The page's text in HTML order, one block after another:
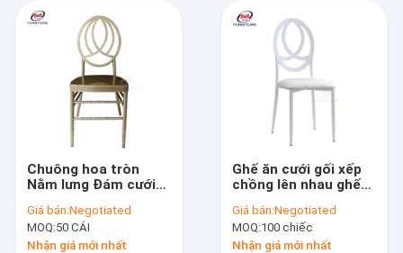
Chuông hoa tròn
Nằm lưng Đám cưới
Champagne vàng
nhôm kim loại ghế tre
Giá bán:Negotiated
MOQ:50 CÁI
Nhận giá mới nhất
Ghế ăn cưới gối xếp
chồng lên nhau ghế
với gối kim loại
Phoenix ghế tre
Giá bán:Negotiated
MOQ:100 chiếc
Nhận giá mới nhất